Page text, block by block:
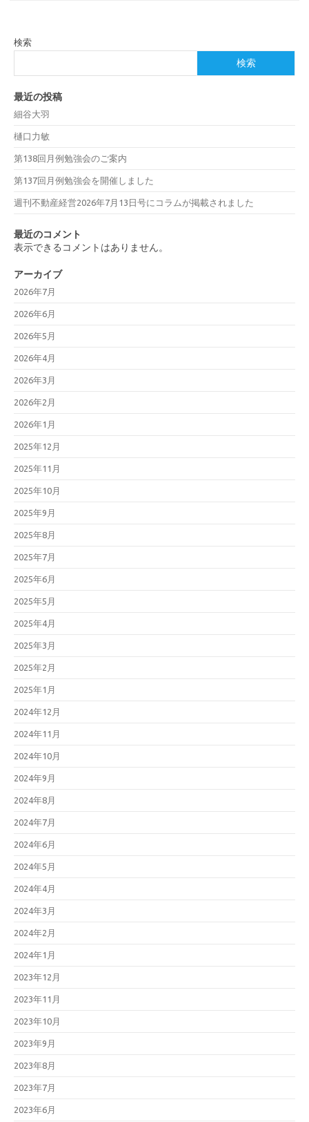
検索
検索
最近の投稿
細谷大羽
樋口力敏
第138回月例勉強会のご案内
第137回月例勉強会を開催しました
週刊不動産経営2026年7月13日号にコラムが掲載されました
最近のコメント
表示できるコメントはありません。
アーカイブ
2026年7月
2026年6月
2026年5月
2026年4月
2026年3月
2026年2月
2026年1月
2025年12月
2025年11月
2025年10月
2025年9月
2025年8月
2025年7月
2025年6月
2025年5月
2025年4月
2025年3月
2025年2月
2025年1月
2024年12月
2024年11月
2024年10月
2024年9月
2024年8月
2024年7月
2024年6月
2024年5月
2024年4月
2024年3月
2024年2月
2024年1月
2023年12月
2023年11月
2023年10月
2023年9月
2023年8月
2023年7月
2023年6月